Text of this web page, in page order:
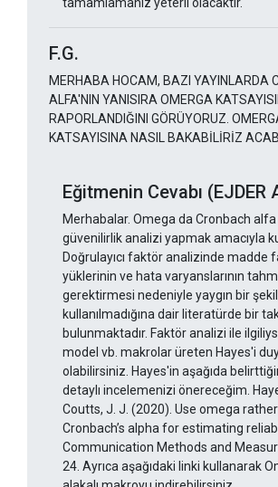
tamamlamanız yeterli olacaktır.
F.G.
MERHABA HOCAM, BAZI YAYINLARDA
ALFA'NIN YANISIRA OMERGA
RAPORLANDIĞINI GÖRÜYORUZ.
KATSAYISINA NASIL BAKABİLİRİZ
Eğitmenin Cevabı (EJDER
Merhabalar. Omega da Cronbach alfa
güvenilirlik analizi yapmak amacıyla
Doğrulayıcı faktör analizinde madde
yüklerinin ve hata varyanslarının
gerektirmesi nedeniyle yaygın bir
kullanılmadığına dair literatürde bir
bulunmaktadır. Faktör analizi ile
model vb. makrolar üreten Hayes'i
olabilirsiniz. Hayes'in aşağıda
detaylı incelemenizi önereceğim.
Coutts, J. J. (2020). Use omega
Cronbach’s alpha for estimating
Communication Methods and
24. Ayrıca aşağıdaki linki kullanarak